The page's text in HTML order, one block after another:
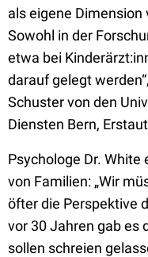
als eigene
Sowohl in der
etwa bei
darauf gelegt
Schuster von den
Diensten Bern,
Psychologe Dr.
von Familien: „Wir
öfter die Perspektive
vor 30 Jahren gab es
sollen schreien